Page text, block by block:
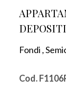
DEPOSITI
Fondi ,
Cod.